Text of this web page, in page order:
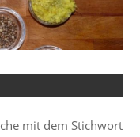
mit dem Stichwort